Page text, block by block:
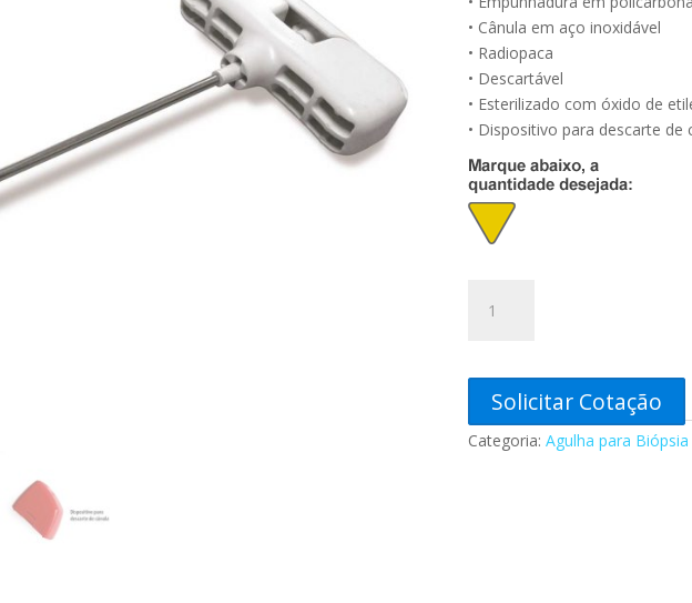
• Cânula em aço inoxidável
• Radiopaca
• Descartável
• Esterilizado com óxido de
• Dispositivo para descarte de
Biópsia
Medula
Óssea
Solicitar Cotação
Categoria: Agulha para Biópsia